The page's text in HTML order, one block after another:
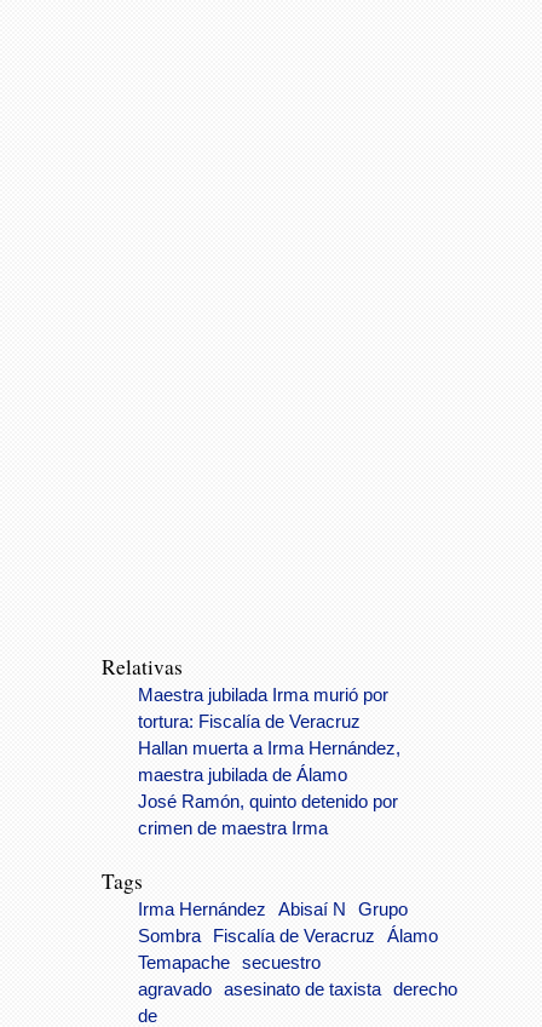
Relativas
Maestra jubilada Irma murió por
tortura: Fiscalía de Veracruz
Hallan muerta a Irma Hernández,
maestra jubilada de Álamo
José Ramón, quinto detenido por
crimen de maestra Irma
Tags
Irma Hernández Abisaí N
Grupo
Sombra
Fiscalía de Veracruz
Álamo
Temapache
secuestro
agravado
asesinato de taxista
derecho
de